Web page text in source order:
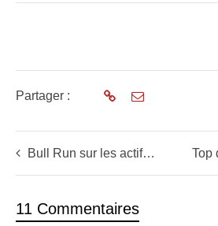
Partager :
Bull Run sur les actifs alternatifs cet été: Bitcoin – Or
11 Commentaires